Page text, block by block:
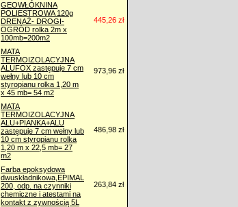
GEOWŁÓKNINA
POLIESTROWA 120g
DRENAŻ- DROGI-
OGRÓD rolka 2m x
100mb=200m2
445,26 zł
MATA
TERMOIZOLACYJNA
ALUFOX zastępuje 7 cm
wełny lub 10 cm
styropianu rolka 1,20 m
x 45 mb= 54 m2
973,96 zł
MATA
TERMOIZOLACYJNA
ALU+PIANKA+ALU
zastępuje 7 cm wełny lub
10 cm styropianu rolka
1,20 m x 22,5 mb= 27
m2
486,98 zł
Farba epoksydowa
dwuskładnikowa,EPIMAL
200, odp. na czynniki
chemiczne i atestami na
kontakt z zywnością 5L
263,84 zł